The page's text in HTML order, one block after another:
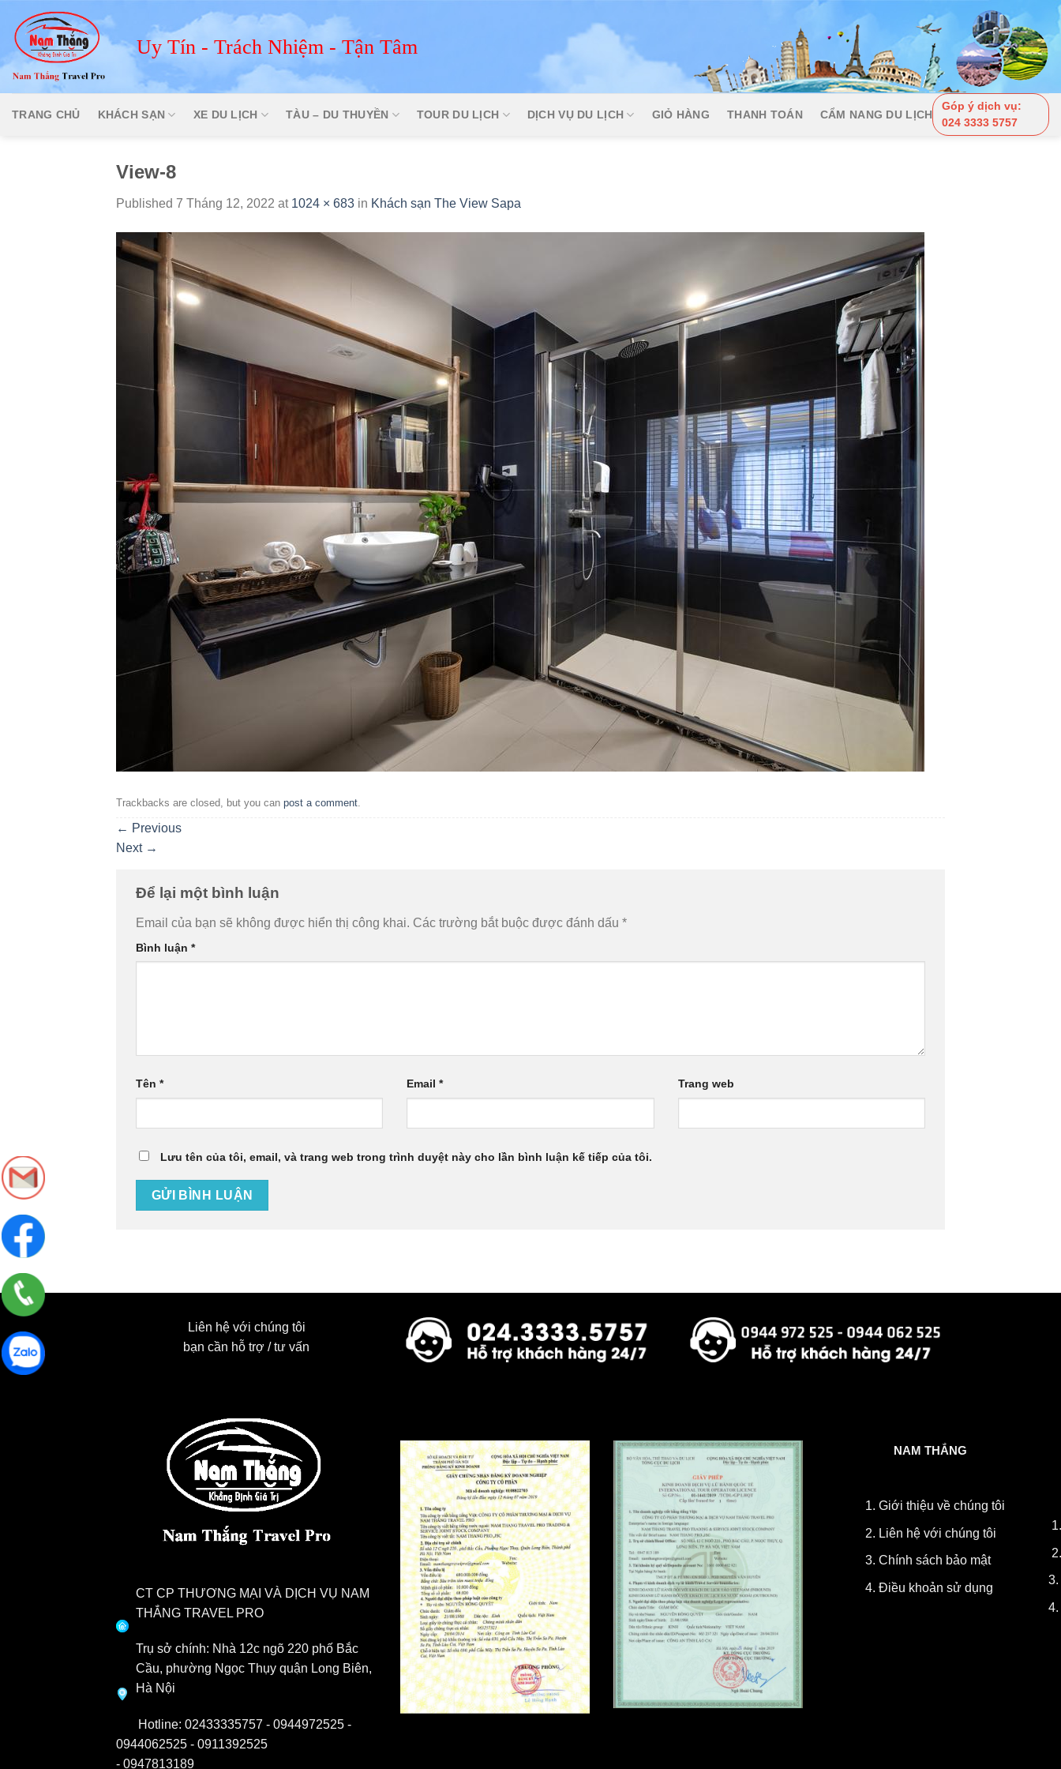
content
Uy Tín - Trách Nhiệm - Tận Tâm
TRANG CHỦ KHÁCH SẠN XE DU LỊCH TÀU – DU THUYỀN TOUR DU LỊCH DỊCH VỤ DU LỊCH GIỎ HÀNG THANH TOÁN CẨM NANG DU LỊCH
Góp ý dịch vụ:
024 3333 5757
View-8
Published 7 Tháng 12, 2022 at 1024 × 683 in Khách sạn The View Sapa
Trackbacks are closed, but you can post a comment.
← Previous
Next →
Để lại một bình luận
Email của bạn sẽ không được hiển thị công khai. Các trường bắt buộc được đánh dấu *
Bình luận *
Tên * Email* Trang web
Lưu tên của tôi, email, và trang web trong trình duyệt này cho lần bình luận kế tiếp của tôi.
Liên hệ với chúng tôi
bạn cần hỗ trợ / tư vấn
CT CP THƯƠNG MẠI VÀ DỊCH VỤ NAM
THẮNG TRAVEL PRO
Trụ sở chính: Nhà 12c ngõ 220 phố Bắc
Cầu, phường Ngọc Thụy quận Long Biên,
Hà Nội
Hotline: 02433335757 - 0944972525 -
0944062525 - 0911392525
- 0947813189
NAM THẮNG
1. Giới thiệu về chúng tôi
2. Liên hệ với chúng tôi
3. Chính sách bảo mật
4. Điều khoản sử dụng
3.
4.